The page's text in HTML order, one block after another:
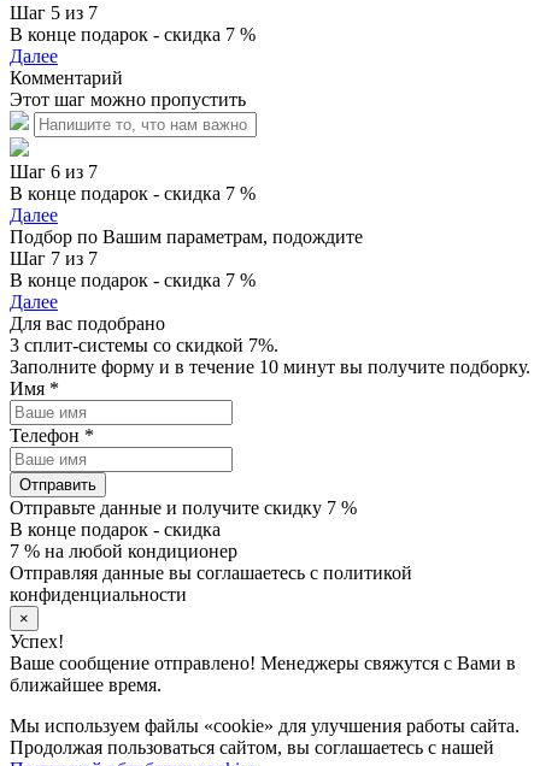
Шаг 5 из 7
В конце подарок - скидка 7 %
Далее
Комментарий
Этот шаг можно пропустить
Шаг 6 из 7
В конце подарок - скидка 7 %
Далее
Подбор по Вашим параметрам, подождите
Шаг 7 из 7
В конце подарок - скидка 7 %
Далее
Для вас подобрано
3 сплит-системы со скидкой 7%.
Заполните форму и в течение 10 минут вы получите подборку.
Имя *
Телефон *
Отправить
Отправьте данные и получите скидку 7 %
В конце подарок - скидка
7 % на любой кондиционер
Отправляя данные вы соглашаетесь с политикой
конфиденциальности
×
Успех!
Ваше сообщение отправлено! Менеджеры свяжутся с Вами в
ближайшее время.
Мы используем файлы «cookie» для улучшения работы сайта.
Продолжая пользоваться сайтом, вы соглашаетесь с нашей